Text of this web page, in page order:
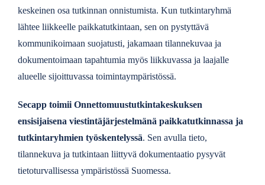
keskeinen osa tutkinnan onnistumista. Kun tutkintaryhmä
lähtee liikkeelle paikkatutkintaan, sen on pystyttävä
kommunikoimaan suojatusti, jakamaan tilannekuvaa ja
dokumentoimaan tapahtumia myös liikkuvassa ja laajalle
alueelle sijoittuvassa toimintaympäristössä.
Secapp toimii Onnettomuustutkintakeskuksen
ensisijaisena viestintäjärjestelmänä paikkatutkinnassa ja
tutkintaryhmien työskentelyssä. Sen avulla tieto,
tilannekuva ja tutkintaan liittyvä dokumentaatio pysyvät
tietoturvallisessa ympäristössä Suomessa.